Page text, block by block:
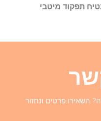
תפקוד מיטבי
השאירו פרטים ונחזור